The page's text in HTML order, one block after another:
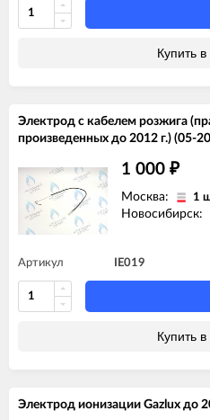
Купить в
Электрод с кабелем розжига
произведенных до 2012 г.) (05-
1 000 ₽
Москва: 1
Новосибирск:
Артикул IE019
Купить в
Электрод ионизации Gazlux до